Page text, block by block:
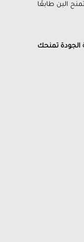
البن طابعًا
الجودة تمنحك